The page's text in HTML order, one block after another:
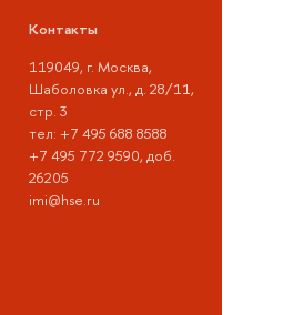
Контакты
119049, г. Москва,
Шаболовка ул., д. 28/11,
стр. 3
тел: +7 495 688 8588
+7 495 772 9590, доб.
26205
imi@hse.ru